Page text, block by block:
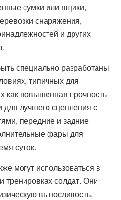
сумки или ящики,
снаряжения,
и других
специально разработаны
типичных для
как повышенная прочность
лучшего сцепления с
передние и задние
фары для
суток.
могут использоваться в
тренировках солдат. Они
выносливость,